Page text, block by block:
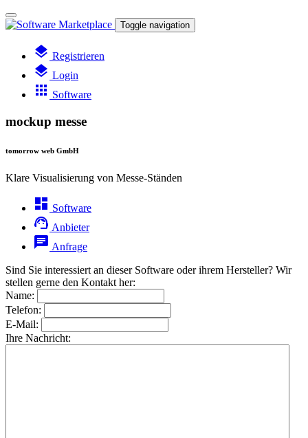
Toggle navigation
layers Registrieren
layers Login
apps Software
mockup messe
tomorrow web GmbH
Klare Visualisierung von Messe-Ständen
dashboard Software
support_agent Anbieter
chat Anfrage
Sind Sie interessiert an dieser Software oder ihrem Hersteller? Wir
stellen gerne den Kontakt her:
Name:
Telefon:
E-Mail:
Ihre Nachricht: